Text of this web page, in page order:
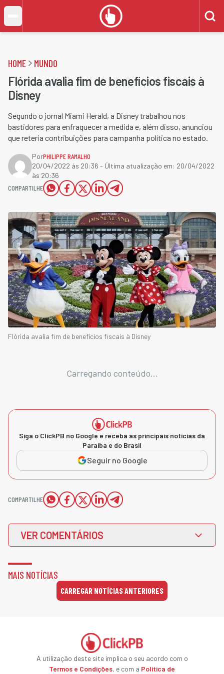
HOME MUNDO
Flórida avalia fim de benefícios fiscais à
Disney
Segundo o jornal Miami Herald, a Disney trabalhou nos
bastidores para enfraquecer a medida e, além disso, anunciou
que reteria contribuições para campanha política no estado.
PorPHILIPPE RAMALHO
20/04/2022 às 20:36 - Última atualização em: 20/04/2022
às 20:36
COMPARTILHE
Flórida avalia fim de benefícios fiscais à Disney
Carregando conteúdo...
Siga o ClickPB no Google e receba as principais notícias da
Paraíba e do Brasil
Seguir no Google
COMPARTILHE
VER COMENTÁRIOS
MAIS NOTÍCIAS
CARREGAR NOTÍCIAS ANTERIORES
A utilização deste site implica o seu acordo com o
Termos e Condições, e com a Política de